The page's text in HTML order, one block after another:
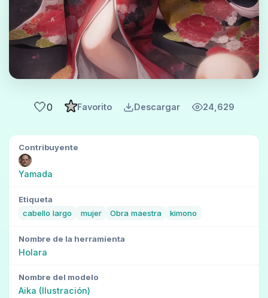
🤍0 Favorito Descargar 24,629
Contribuyente
Yamada
Etiqueta
cabello largo
mujer Obra maestra kimono
Nombre de la herramienta
Holara
Nombre del modelo
Aika (Ilustración)